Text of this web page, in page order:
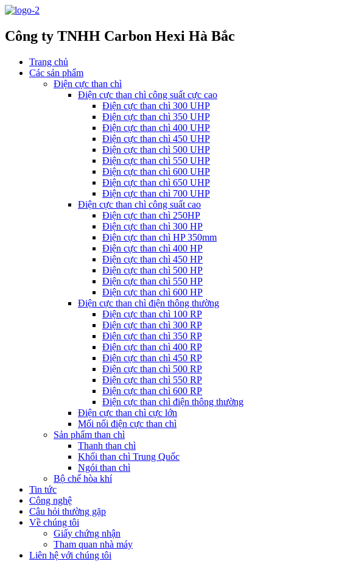
Công ty TNHH Carbon Hexi Hà Bắc
Trang chủ
Các sản phẩm
Điện cực than chì
Điện cực than chì công suất cực cao
Điện cực than chì 300 UHP
Điện cực than chì 350 UHP
Điện cực than chì 400 UHP
Điện cực than chì 450 UHP
Điện cực than chì 500 UHP
Điện cực than chì 550 UHP
Điện cực than chì 600 UHP
Điện cực than chì 650 UHP
Điện cực than chì 700 UHP
Điện cực than chì công suất cao
Điện cực than chì 250HP
Điện cực than chì 300 HP
Điện cực than chì HP 350mm
Điện cực than chì 400 HP
Điện cực than chì 450 HP
Điện cực than chì 500 HP
Điện cực than chì 550 HP
Điện cực than chì 600 HP
Điện cực than chì điện thông thường
Điện cực than chì 100 RP
Điện cực than chì 300 RP
Điện cực than chì 350 RP
Điện cực than chì 400 RP
Điện cực than chì 450 RP
Điện cực than chì 500 RP
Điện cực than chì 550 RP
Điện cực than chì 600 RP
Điện cực than chì điện thông thường
Điện cực than chì cực lớn
Mối nối điện cực than chì
Sản phẩm than chì
Thanh than chì
Khối than chì Trung Quốc
Ngói than chì
Bộ chế hòa khí
Tin tức
Công nghệ
Câu hỏi thường gặp
Về chúng tôi
Giấy chứng nhận
Tham quan nhà máy
Liên hệ với chúng tôi